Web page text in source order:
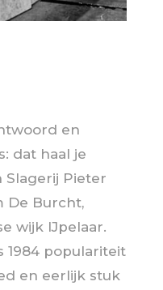
en
dat haal je
Slagerij Pieter
De Burcht,
wijk IJpelaar.
1984 populariteit
en eerlijk stuk